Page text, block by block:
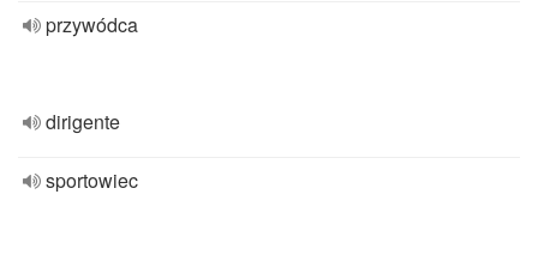
przywódca
dirigente
sportowiec